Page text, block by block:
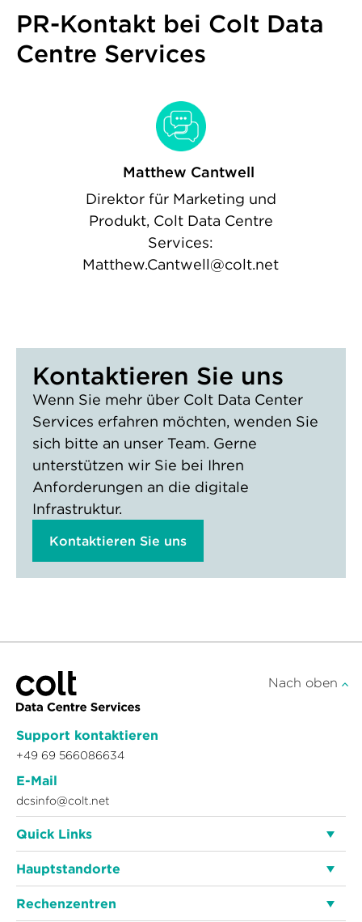
PR-Kontakt bei Colt Data
Centre Services
Matthew Cantwell
Direktor für Marketing und
Produkt, Colt Data Centre
Services:
Matthew.Cantwell@colt.net
Kontaktieren Sie uns
Wenn Sie mehr über Colt Data Center
Services erfahren möchten, wenden Sie
sich bitte an unser Team. Gerne
unterstützen wir Sie bei Ihren
Anforderungen an die digitale
Infrastruktur.
Kontaktieren Sie uns
Support kontaktieren
+49 69 566086634
E-Mail
dcsinfo@colt.net
Nach oben
Quick Links
Hauptstandorte
Rechenzentren